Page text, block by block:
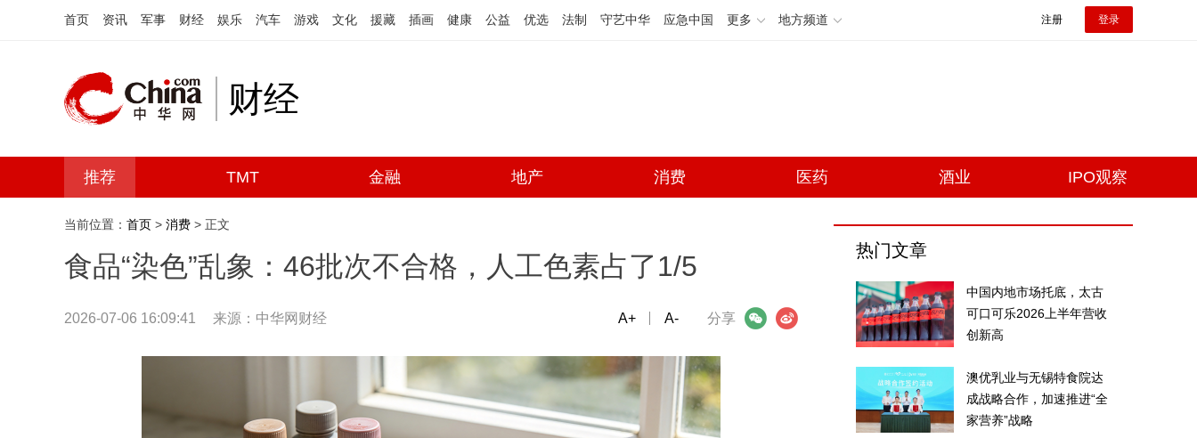
首页 资讯 军事 财经 娱乐 汽车 游戏 文化 援藏 插画 健康 公益 优选 法制 守艺中华 应急中国 更多 地方频道 注册 登录
财经
推荐 TMT 金融 地产 消费 医药 酒业 IPO观察
当前位置： 首页 > 消费 > 正文
食品“染色”乱象：46批次不合格，人工色素占了1/5
2026-07-06 16:09:41 来源：中华网财经 分享
微信 微博
A+ A-
热门文章
中国内地市场托底，太古
可口可乐2026上半年营收
创新高
澳优乳业与无锡特食院达
成战略合作，加速推进“全
家营养”战略